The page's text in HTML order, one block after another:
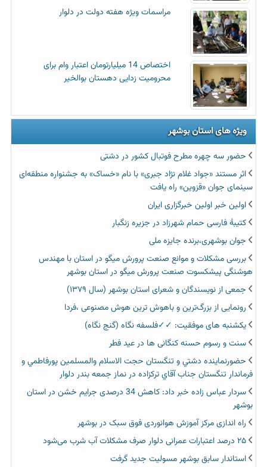
مراسمات ویژه هفته دولت در دلوار
اختصاص 14 میلیارتومان اعتبار وام برای
محرومیت زدایی دهستان بوالخیر
ویژه های استان بوشهر
حضور سه چهره مطرح فوتبال کشور در دشتی
اثر مستند «جواد غلام نژاد جبری» با نام «خساک» به جشنواره منطقه‌ای
سینمای جوان «قزوین» راه یافت
اولین خبر اولین خبرگزاری ایران‏
کتیبۀ فارسی حمام شهرزاد در جزیره زنگبار
جوان بوشهری،برنده جایزه ملی
بررسی مشکلات و موانع صنعت پرورش میگو در استان با مهندس
هوشنگی پیشکسوت صنعت پرورش میگو در استان بوشهر
جمعی از نویسندگان و شعرای استان بوشهر (سال ۱۳۷۹)
رونمایی از بزرگ‌ترین و باهوش ترین هوش مصنوعی ،فردا
یکشنبه های موفقیت: ✓✓فلسفه نگاه (گنج نگاه)
سنت و رسوم حسنه کنگانی ها در عید فطر
حضورنماينده دشتي و تنگستان حجت الاسلام والمسلمين پورفاطمي و
فرماندار تنگستان جناب آقاي تركزاده در نماز جمعه بندر دلوار
سردار عباس زاده خبر داد: کاهش 34 درصدی جرایم خشن در استان
بوشهر
راه اندازی مرکز آموزش هوانوردی فوق سبک در بوشهر
۲۵ درصد اعتبارات عمرانی دلوار صرف مشکلات آب شرب می‌شود
استاندار سابق بوشهر مسولیت جدید گرفت